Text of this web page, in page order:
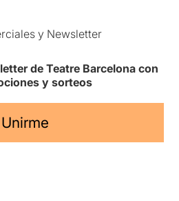
y Newsletter
de Teatre Barcelona con
y sorteos
Unirme